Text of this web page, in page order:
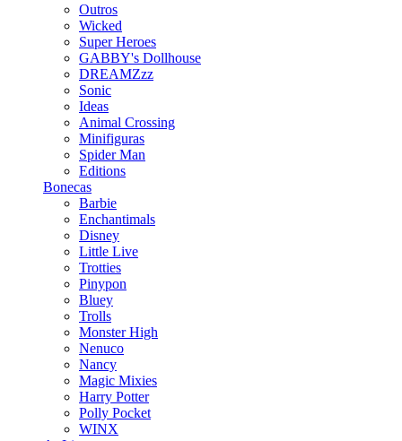
Outros
Wicked
Super Heroes
GABBY's Dollhouse
DREAMZzz
Sonic
Ideas
Animal Crossing
Minifiguras
Spider Man
Editions
Bonecas
Barbie
Enchantimals
Disney
Little Live
Trotties
Pinypon
Bluey
Trolls
Monster High
Nenuco
Nancy
Magic Mixies
Harry Potter
Polly Pocket
WINX